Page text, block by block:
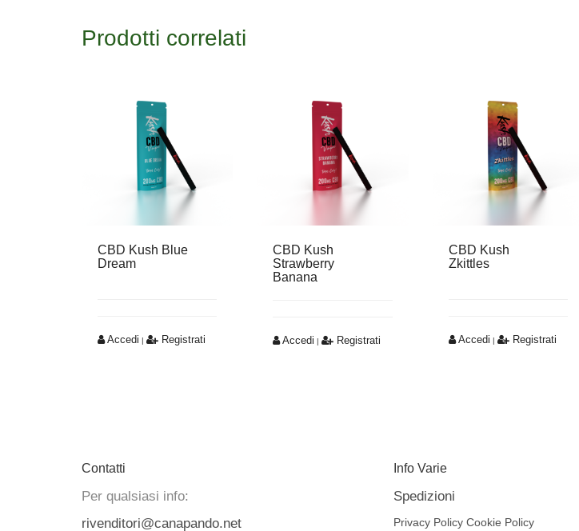
Prodotti correlati
CBD Kush Blue
Dream
Accedi Registrati
CBD Kush
Strawberry
Banana
Accedi | Registrati
CBD Kush
Zkittles
Accedi Registrati
Contatti
Per qualsiasi info:
rivenditori@canapando.net
Info Varie
Spedizioni
Privacy Policy Cookie Policy